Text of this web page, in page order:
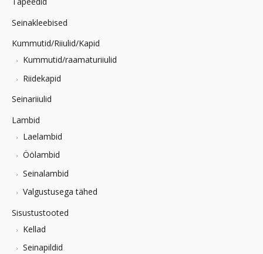
Seinakleebised
Kummutid/Riiulid/Kapid
Kummutid/raamaturiiulid
Riidekapid
Seinariiulid
Lambid
Laelambid
Öölambid
Seinalambid
Valgustusega tähed
Sisustustooted
Kellad
Seinapildid